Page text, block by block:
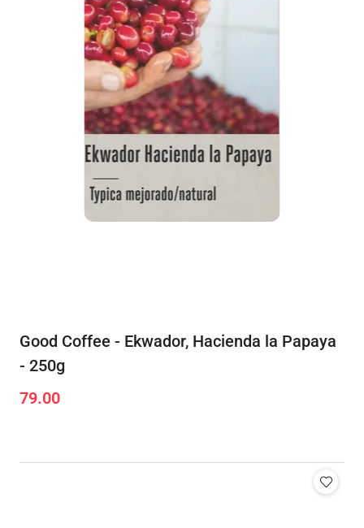
Good Coffee - Ekwador, Hacienda la Papaya
- 250g
Cena:
79.00